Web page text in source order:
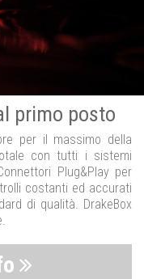
primo posto
per il massimo della
con tutti i sistemi
Plug&Play per
costanti ed accurati
di qualità. DrakeBox